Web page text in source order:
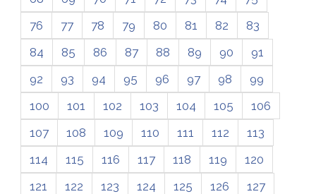
76
77 78 79 80 81 82
83
84
85 86 87 88 89 90
91
92
93 94 95 96 97 98
99
100
101 102 103 104 105
106
107
108 109 110 111 112
113
114
115 116 117 118 119
120
121
122 123 124 125 126
127